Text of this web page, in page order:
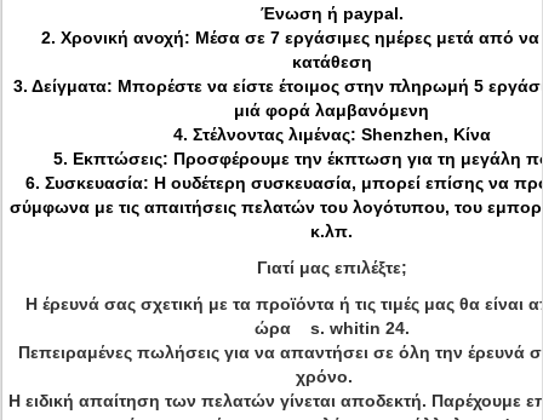
Ένωση ή paypal.
2. Χρονική ανοχή: Μέσα σε 7 εργάσιμες ημέρες μετά από να
κατάθεση
3. Δείγματα: Μπορέστε να είστε έτοιμος στην πληρωμή 5
μιά φορά λαμβανόμενη
4. Στέλνοντας λιμένας: Shenzhen, Κίνα
5. Εκπτώσεις: Προσφέρουμε την έκπτωση για τη μεγάλη
6. Συσκευασία: Η ουδέτερη συσκευασία, μπορεί επίσης να
σύμφωνα με τις απαιτήσεις πελατών του λογότυπου, του
κ.λπ.
Γιατί μας επιλέξτε;
Η έρευνά σας σχετική με τα προϊόντα ή τις τιμές μας θα είναι
ώρα s. whitin 24.
Πεπειραμένες πωλήσεις για να απαντήσει σε όλη την έρευνά
χρόνο.
Η ειδική απαίτηση των πελατών γίνεται αποδεκτή. Παρέχουμε